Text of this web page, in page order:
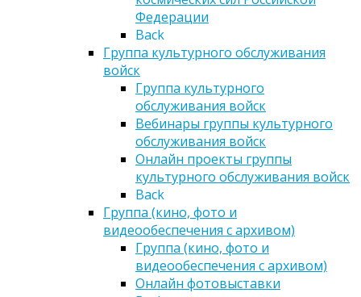
Федерации
Back
Группа культурного обслуживания
войск
Группа культурного
обслуживания войск
Вебинары группы культурного
обслуживания войск
Онлайн проекты группы
культурного обслуживания войск
Back
Группа (кино, фото и
видеообеспечения с архивом)
Группа (кино, фото и
видеообеспечения с архивом)
Онлайн фотовыставки